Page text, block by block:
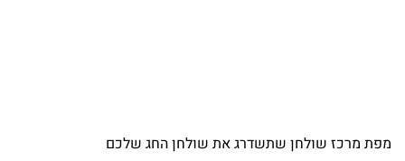
מפת מרכז שולחן שתשדרג את שולחן החג שלכם